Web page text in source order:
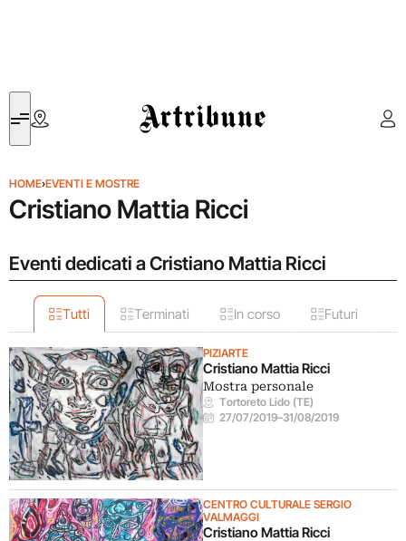
Artribune
HOME›EVENTI E MOSTRE
Cristiano Mattia Ricci
Eventi dedicati a Cristiano Mattia Ricci
Tutti Terminati In corso Futuri
PIZIARTE
Cristiano Mattia Ricci
Mostra personale
Tortoreto Lido (TE)
27/07/2019–31/08/2019
CENTRO CULTURALE SERGIO
VALMAGGI
Cristiano Mattia Ricci